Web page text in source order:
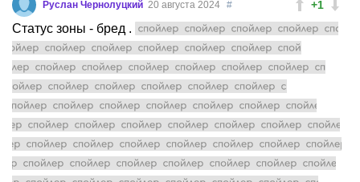
+1
Руслан Чернолуцкий 20 августа 2024 #
Статус зоны - бред . С максимальными уровнями всех
навыков монаха , она должна была совершить "
прорыв" . И достичь уровня выше ста. Как мы знаем
именно прокачка всех навыков профессии до
максимального уровня требуется для прорыва без
наставника . А так же что 100 уровень не максимально
допустимый . Поскольку Эдвард Ален хочет достигнуть
двухсотого , чтобы стать "вечным" или "безсмертным"